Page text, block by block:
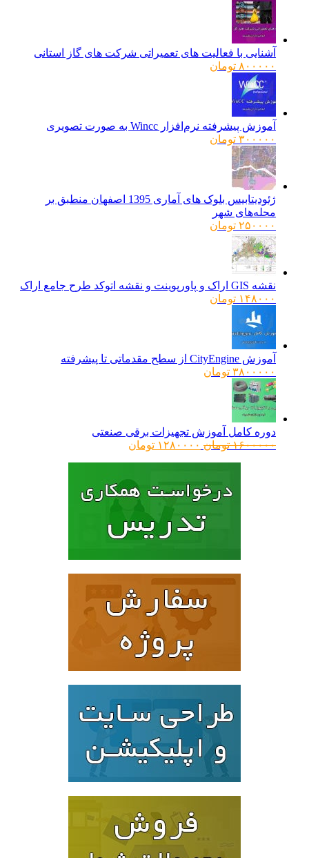
آشنایی با فعالیت های تعمیراتی شرکت های گاز استانی
۸۰۰۰۰۰ تومان
آموزش پیشرفته نرم‌افزار Wincc به صورت تصویری
۳۰۰۰۰۰ تومان
ژئودیتابیس بلوک های آماری 1395 اصفهان منطبق بر
محله‌های شهر
۲۵۰۰۰۰ تومان
نقشه GIS اراک و پاورپوینت و نقشه اتوکد طرح جامع اراک
۱۴۸۰۰۰ تومان
آموزش CityEngine از سطح مقدماتی تا پیشرفته
۳۸۰۰۰۰۰ تومان
دوره کامل آموزش تجهیزات برقی صنعتی
۱۶۰۰۰۰۰ تومانقیمت
بود.
۱۲۸۰۰۰۰ تومانقیمت